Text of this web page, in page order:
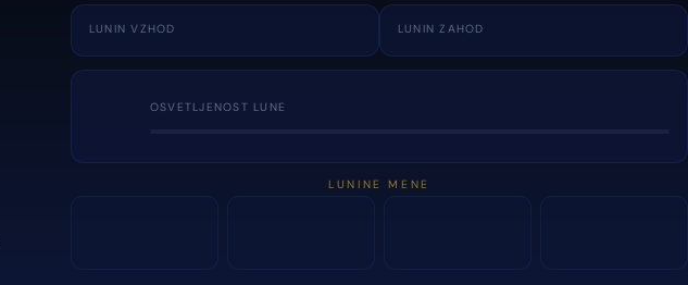
LUNIN VZHOD LUNIN ZAHOD
OSVETLJENOST LUNE
LUNINE MENE